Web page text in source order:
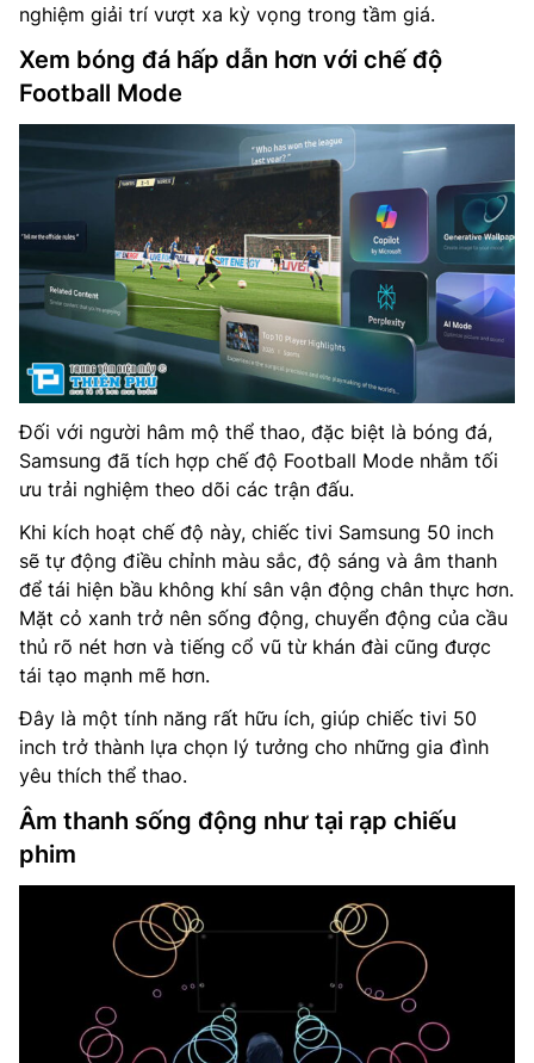
nghiệm giải trí vượt xa kỳ vọng trong tầm giá.
Xem bóng đá hấp dẫn hơn với chế độ
Football Mode
Đối với người hâm mộ thể thao, đặc biệt là bóng đá,
Samsung đã tích hợp chế độ Football Mode nhằm tối
ưu trải nghiệm theo dõi các trận đấu.
Khi kích hoạt chế độ này, chiếc tivi Samsung 50 inch
sẽ tự động điều chỉnh màu sắc, độ sáng và âm thanh
để tái hiện bầu không khí sân vận động chân thực hơn.
Mặt cỏ xanh trở nên sống động, chuyển động của cầu
thủ rõ nét hơn và tiếng cổ vũ từ khán đài cũng được
tái tạo mạnh mẽ hơn.
Đây là một tính năng rất hữu ích, giúp chiếc tivi 50
inch trở thành lựa chọn lý tưởng cho những gia đình
yêu thích thể thao.
Âm thanh sống động như tại rạp chiếu
phim